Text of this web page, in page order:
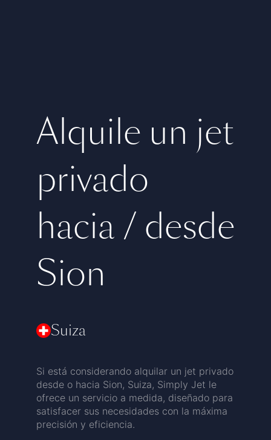
Alquile un jet
privado
hacia / desde
Sion
Suiza
Si está considerando alquilar un jet privado
desde o hacia Sion, Suiza, Simply Jet le
ofrece un servicio a medida, diseñado para
satisfacer sus necesidades con la máxima
precisión y eficiencia.